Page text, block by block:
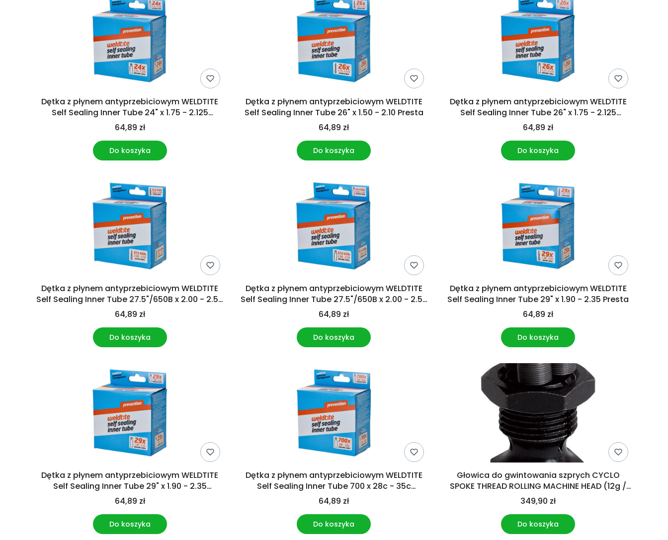
Dętka z płynem antyprzebiciowym WELDTITE
Self Sealing Inner Tube 24" x 1.75 - 2.125
Schrader
64,89 zł
Do koszyka
Dętka z płynem antyprzebiciowym WELDTITE
Self Sealing Inner Tube 26" x 1.50 - 2.10 Presta
64,89 zł
Do koszyka
Dętka z płynem antyprzebiciowym WELDTITE
Self Sealing Inner Tube 26" x 1.75 - 2.125
Schrader
64,89 zł
Do koszyka
Dętka z płynem antyprzebiciowym WELDTITE
Self Sealing Inner Tube 27.5"/650B x 2.00 - 2.50
Presta
64,89 zł
Do koszyka
Dętka z płynem antyprzebiciowym WELDTITE
Self Sealing Inner Tube 27.5"/650B x 2.00 - 2.50
Schrader
64,89 zł
Do koszyka
Dętka z płynem antyprzebiciowym WELDTITE
Self Sealing Inner Tube 29" x 1.90 - 2.35 Presta
64,89 zł
Do koszyka
Dętka z płynem antyprzebiciowym WELDTITE
Self Sealing Inner Tube 29" x 1.90 - 2.35
Schrader
64,89 zł
Do koszyka
Dętka z płynem antyprzebiciowym WELDTITE
Self Sealing Inner Tube 700 x 28c - 35c
Schrader
64,89 zł
Do koszyka
Głowica do gwintowania szprych CYCLO
SPOKE THREAD ROLLING MACHINE HEAD (12g /
2.6mm) (NEW)
349,90 zł
Do koszyka